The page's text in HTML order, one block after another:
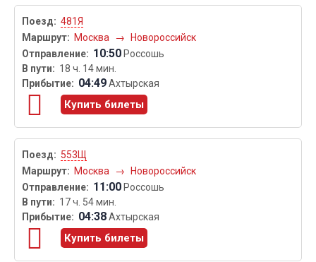
481Я
Москва
→ Новороссийск
10:50 Россошь
18 ч. 14 мин.
04:49Ахтырская
Купить билеты
553Щ
Москва
→ Новороссийск
11:00 Россошь
17 ч. 54 мин.
04:38Ахтырская
Купить билеты